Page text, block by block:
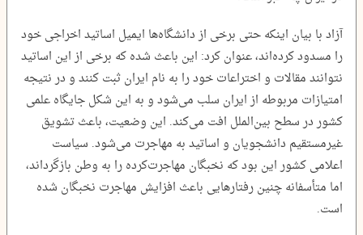
آزاد با بیان اینکه حتی برخی از دانشگاه‌ها ایمیل اساتید اخراجی خود
را مسدود کرده‌اند، عنوان کرد: این باعث شده که برخی از این اساتید
نتوانند مقالات و اختراعات خود را به نام ایران ثبت کنند و در نتیجه
امتیازات مربوطه از ایران سلب می‌شود و به این شکل جایگاه علمی
کشور در سطح بین‌الملل افت می‌کند. این وضعیت، باعث تشویق
غیرمستقیم دانشجویان و اساتید به مهاجرت می‌شود. سیاست
اعلامی کشور این بود که نخبگان مهاجرت‌کرده را به وطن بازگرداند،
اما متأسفانه چنین رفتارهایی باعث افزایش مهاجرت نخبگان شده
است.